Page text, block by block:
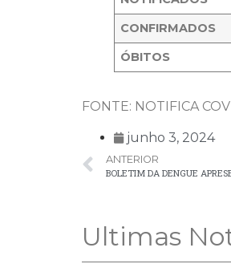
CONFIRMADOS
ÓBITOS
FONTE: NOTIFICA
junho 3, 2024
ANTERIOR
BOLETIM DA DENGUE
Ultimas